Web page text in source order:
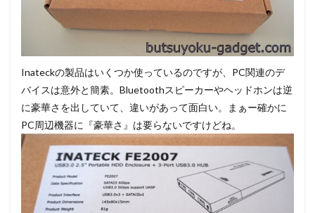
Inateckの製品はいくつか使っているのですが、PC関連のデ
バイスは意外と簡素。Bluetoothスピーカーやヘッドホンは逆
に豪華さを出していて、違いがあって面白い。まぁー確かに
PC周辺機器に『豪華さ』は要らないですけどね。